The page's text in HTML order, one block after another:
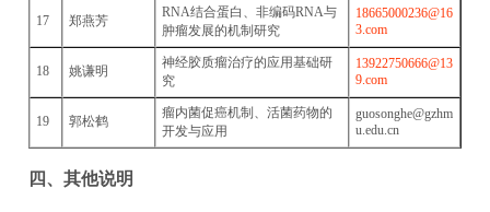
17 郑燕芳
RNA结合蛋白、非编码RNA与
肿瘤发展的机制研究
18665000236@16
3.com
18 姚谦明
神经胶质瘤治疗的应用基础研
究
13922750666@13
9.com
19 郭松鹤
瘤内菌促癌机制、活菌药物的
开发与应用
guosonghe@gzhm
u.edu.cn
四、其他说明